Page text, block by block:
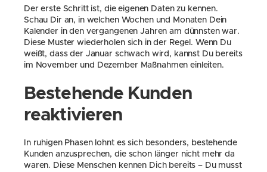
Der erste Schritt ist, die eigenen Daten zu kennen.
Schau Dir an, in welchen Wochen und Monaten Dein
Kalender in den vergangenen Jahren am dünnsten war.
Diese Muster wiederholen sich in der Regel. Wenn Du
weißt, dass der Januar schwach wird, kannst Du bereits
im November und Dezember Maßnahmen einleiten.
Bestehende Kunden
reaktivieren
In ruhigen Phasen lohnt es sich besonders, bestehende
Kunden anzusprechen, die schon länger nicht mehr da
waren. Diese Menschen kennen Dich bereits – Du musst